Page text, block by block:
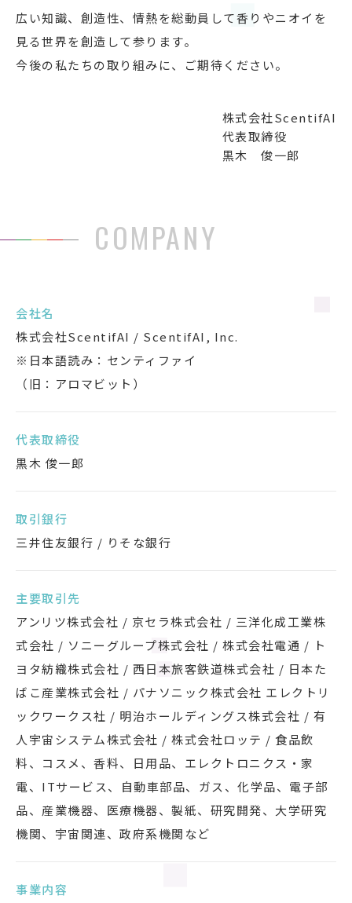
広い知識、創造性、情熱を総動員して香りやニオイを
見る世界を創造して参ります。
今後の私たちの取り組みに、ご期待ください。
株式会社ScentifAI
代表取締役
黒木 俊一郎
COMPANY
会社名
株式会社ScentifAI / ScentifAI, Inc.
※日本語読み：センティファイ
（旧：アロマビット）
代表取締役
黒木 俊一郎
取引銀行
三井住友銀行 / りそな銀行
主要取引先
アンリツ株式会社 / 京セラ株式会社 / 三洋化成工業株
式会社 / ソニーグループ株式会社 / 株式会社電通 / ト
ヨタ紡織株式会社 / 西日本旅客鉄道株式会社 / 日本た
ばこ産業株式会社 / パナソニック株式会社 エレクトリ
ックワークス社 / 明治ホールディングス株式会社 / 有
人宇宙システム株式会社 / 株式会社ロッテ / 食品飲
料、コスメ、香料、日用品、エレクトロニクス・家
電、ITサービス、自動車部品、ガス、化学品、電子部
品、産業機器、医療機器、製紙、研究開発、大学研究
機関、宇宙関連、政府系機関など
事業内容